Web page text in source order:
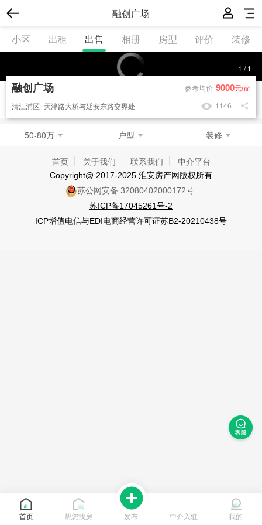
融创广场
小区
出租 出售 相册 房型 评价 装修
1 /1
参考均价 9000元/㎡
融创广场
1146
清江浦区- 天津路大桥与延安东路交界处
50-80万 户型 装修
首页 关于我们 联系我们 中介平台
Copyright@ 2017-2025 淮安房产网版权所有
苏公网安备 32080402000172号
苏ICP备17045261号-2
ICP增值电信与EDI电商经营许可证苏B2-20210438号
首页 帮您找房 发布 中介入驻 我的